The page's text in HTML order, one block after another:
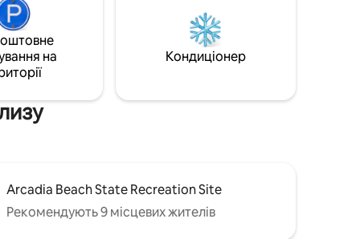
чаші
терасі.
є
собою
оренду максимум для 4 дорослих
гостей і двох дітей і не дозволяємо
проводити вечірки або заходи. Гості
дотримуються правил тиші та нічного
на
Кондиціонер
Arcadia Beach State Recreation Site
Рекомендують 9 місцевих жителів